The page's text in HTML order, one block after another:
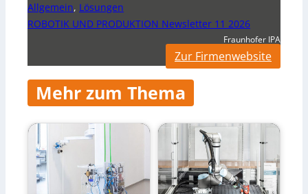
Allgemein, Lösungen
ROBOTIK UND PRODUKTION Newsletter 11 2026
Fraunhofer IPA
Zur Firmenwebsite
Mehr zum Thema